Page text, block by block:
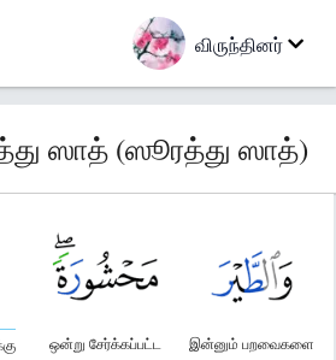
விருந்தினர்
ஸாத் (ஸூரத்து ஸாத்)
இன்னும் பறவைகளை
ஒன்று சேர்க்கப்பட்ட